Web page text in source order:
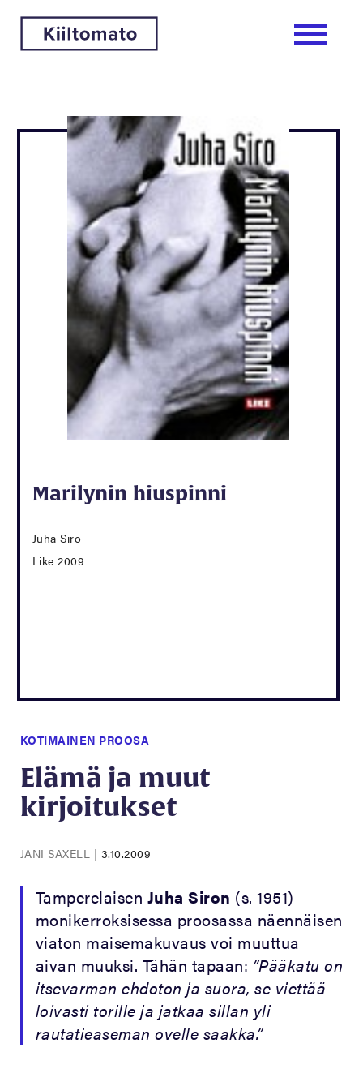
Marilynin hiuspinni
Juha Siro
Like 2009
KOTIMAINEN PROOSA
Elämä ja muut
kirjoitukset
JANI SAXELL | 3.10.2009
Tamperelaisen Juha Siron (s. 1951)
monikerroksisessa proosassa näennäisen
viaton maisemakuvaus voi muuttua
aivan muuksi. Tähän tapaan: ”Pääkatu on
itsevarman ehdoton ja suora, se viettää
loivasti torille ja jatkaa sillan yli
rautatieaseman ovelle saakka.”